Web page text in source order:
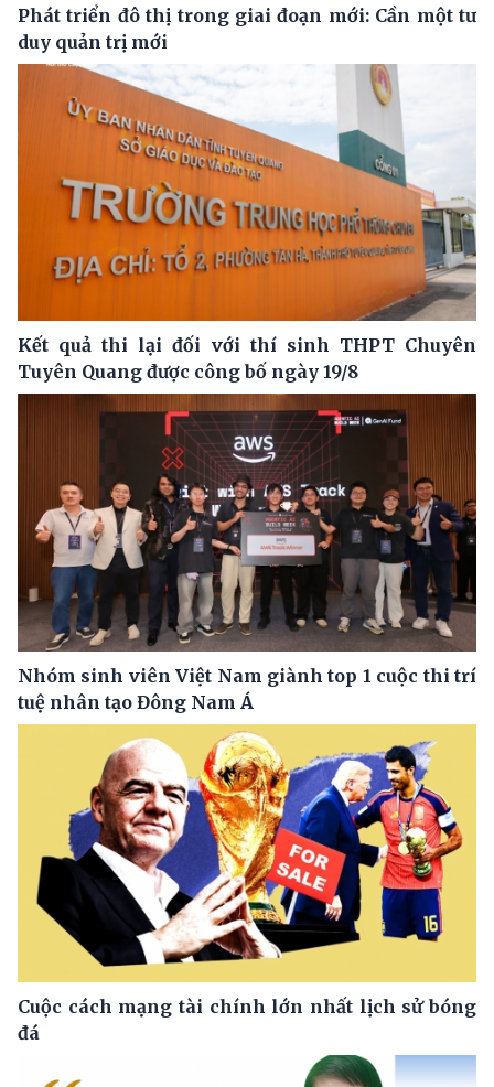
Phát triển đô thị trong giai đoạn mới: Cần một tư
duy quản trị mới
Kết quả thi lại đối với thí sinh THPT Chuyên
Tuyên Quang được công bố ngày 19/8
Nhóm sinh viên Việt Nam giành top 1 cuộc thi trí
tuệ nhân tạo Đông Nam Á
Cuộc cách mạng tài chính lớn nhất lịch sử bóng
đá